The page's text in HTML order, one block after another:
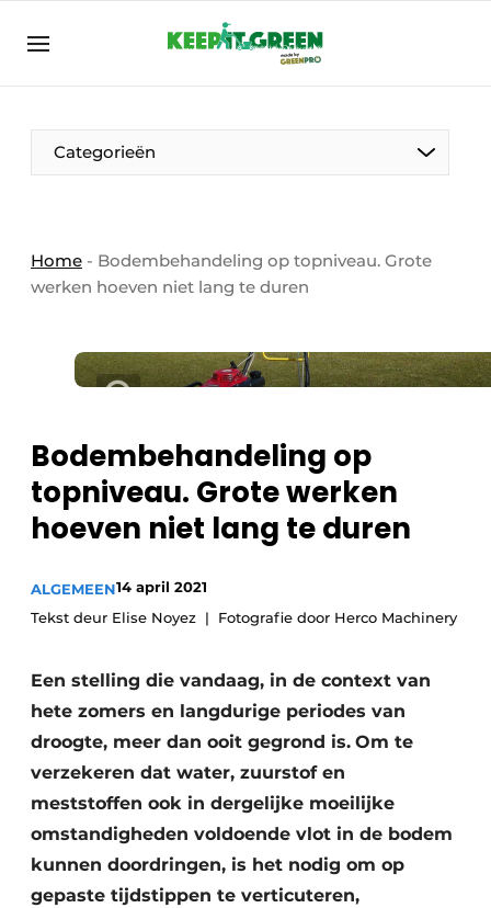
NL ENG FR
Categorieën
Home - Bodembehandeling op topniveau. Grote
werken hoeven niet lang te duren
Bodembehandeling op
topniveau. Grote werken
hoeven niet lang te duren
ALGEMEEN14 april 2021
Tekst deur Elise Noyez
Fotografie door Herco Machinery
Een stelling die vandaag, in de context van
hete zomers en langdurige periodes van
droogte, meer dan ooit gegrond is. Om te
verzekeren dat water, zuurstof en
meststoffen ook in dergelijke moeilijke
omstandigheden voldoende vlot in de bodem
kunnen doordringen, is het nodig om op
gepaste tijdstippen te verticuteren,